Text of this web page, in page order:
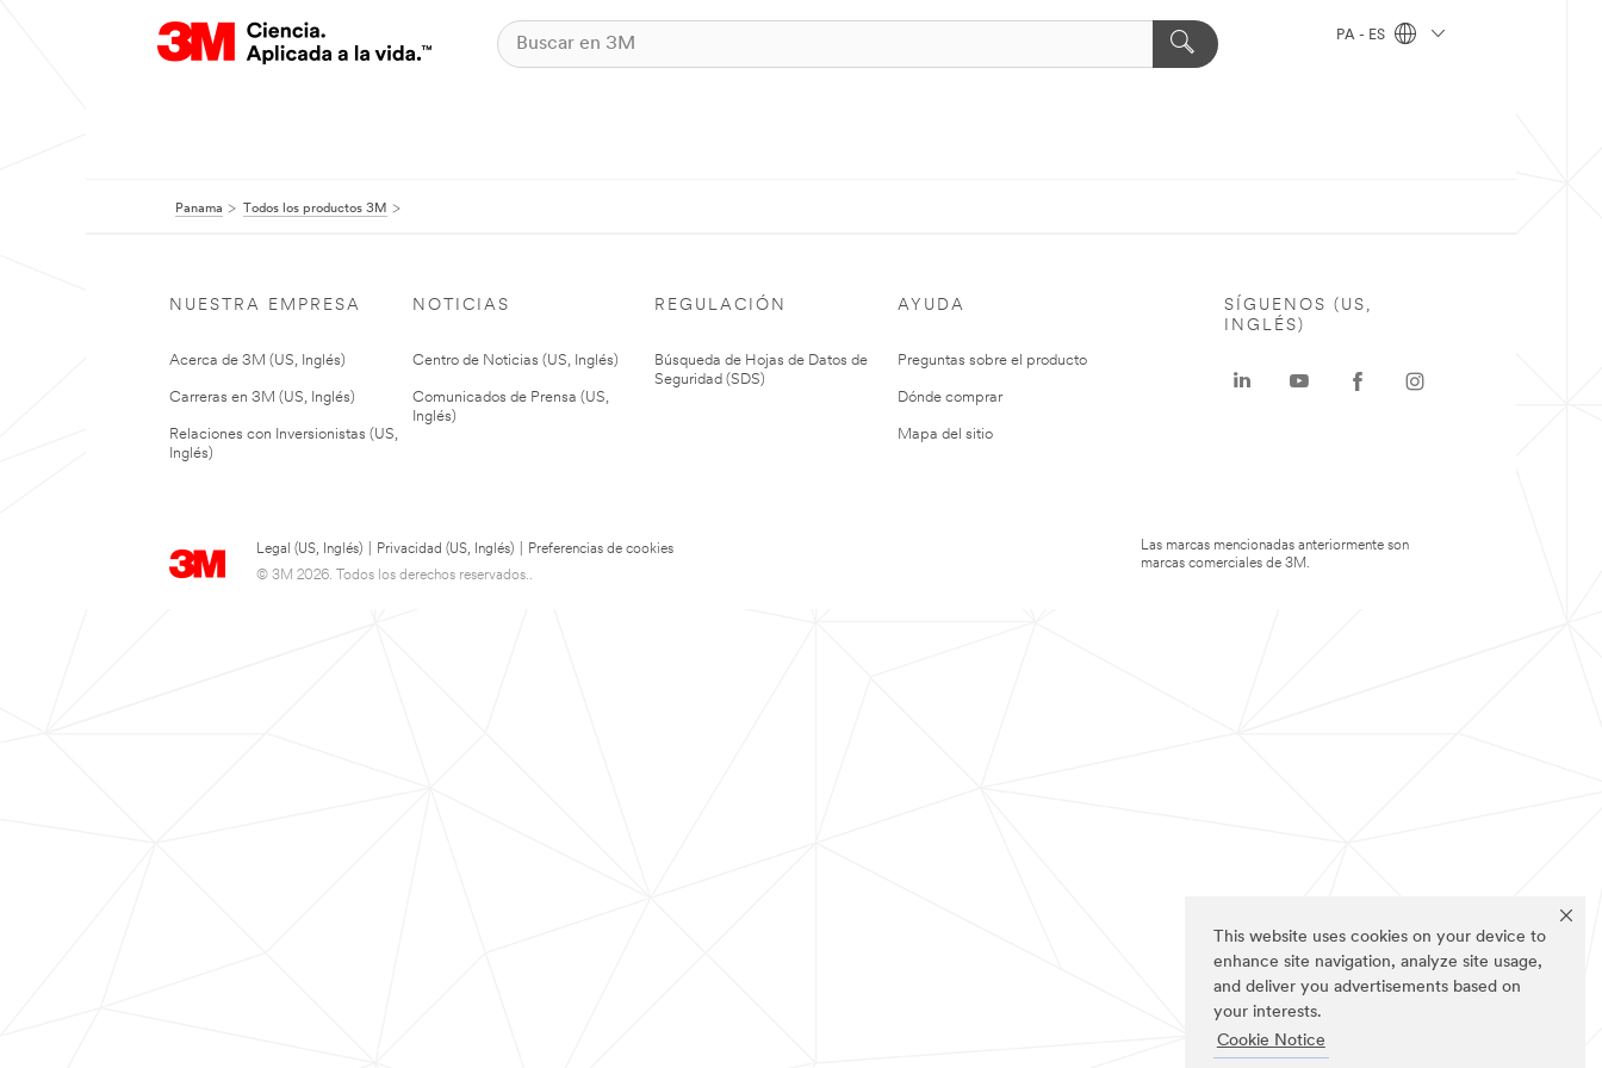
This website uses cookies on your device to
enhance site navigation, analyze site usage,
and deliver you advertisements based on
your interests.
Cookie Notice
PA - ES
Panama Todos los productos 3M
NUESTRA EMPRESA
Acerca de 3M (US, Inglés)
Carreras en 3M (US, Inglés)
Relaciones con Inversionistas (US,
Inglés)
NOTICIAS
Centro de Noticias (US, Inglés)
Comunicados de Prensa (US,
Inglés)
REGULACIÓN
Búsqueda de Hojas de Datos de
Seguridad (SDS)
AYUDA
Preguntas sobre el producto
Dónde comprar
Mapa del sitio
Legal (US, Inglés) Privacidad (US, Inglés)
Preferencias de cookies
© 3M 2026. Todos los derechos reservados..
SÍGUENOS (US,
INGLÉS)
Las marcas mencionadas anteriormente son
marcas comerciales de 3M.